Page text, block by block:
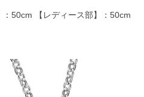
50cm 【レディース部】：50cm